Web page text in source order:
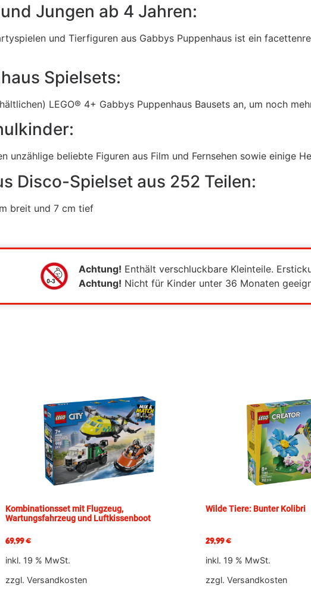
Jungen ab 4 Jahren:
und Tierfiguren aus Gabbys Puppenhaus ist ein
Spielsets:
LEGO® 4+ Gabbys Puppenhaus Bausets an, um noch
unzählige beliebte Figuren aus Film und Fernsehen sowie einige
Disco-Spielset aus 252 Teilen:
breit und 7 cm tief
Achtung! Enthält verschluckbare Kleinteile.
Achtung! Nicht für Kinder unter 36 Monaten
Kombinationsset mit Flugzeug,
Wartungsfahrzeug und Luftkissenboot
69,99€
inkl. 19 % MwSt.
zzgl. Versandkosten
Wilde Tiere: Bunter Kolibri
29,99€
inkl. 19 % MwSt.
zzgl. Versandkosten